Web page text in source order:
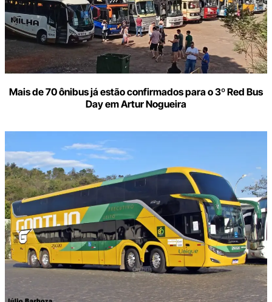
Mais de 70 ônibus já estão confirmados para o 3º Red Bus
Day em Artur Nogueira